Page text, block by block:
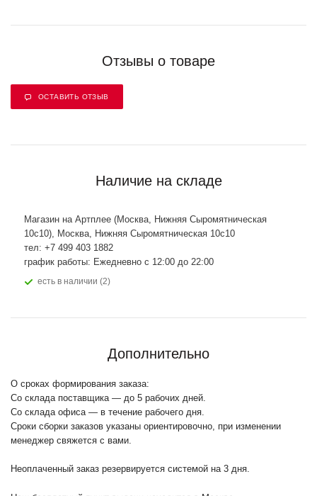
Отзывы о товаре
ОСТАВИТЬ ОТЗЫВ
Наличие на складе
Магазин на Артплее (Москва, Нижняя Сыромятническая
10с10), Москва, Нижняя Сыромятническая 10с10
тел: +7 499 403 1882
график работы: Ежедневно с 12:00 до 22:00
Есть в наличии (2)
Дополнительно
О сроках формирования заказа:
Со склада поставщика — до 5 рабочих дней.
Со склада офиса — в течение рабочего дня.
Сроки сборки заказов указаны ориентировочно, при изменении
менеджер свяжется с вами.
Неоплаченный заказ резервируется системой на 3 дня.